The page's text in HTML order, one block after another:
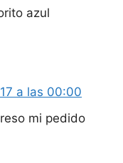
azul
a las 00:00
mi pedido